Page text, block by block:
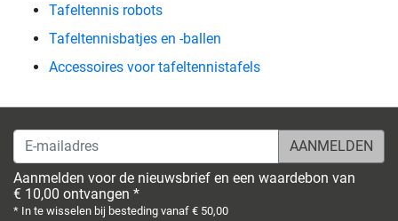
Tafeltennis robots
Tafeltennisbatjes en -ballen
Accessoires voor tafeltennistafels
E-mailadres
Aanmelden voor de nieuwsbrief en een waardebon van
€ 10,00 ontvangen *
* In te wisselen bij besteding vanaf € 50,00